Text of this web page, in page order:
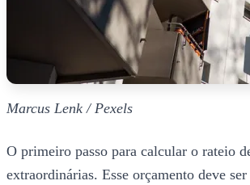
Marcus Lenk / Pexels
O primeiro passo para calcular o rateio
extraordinárias. Esse orçamento deve